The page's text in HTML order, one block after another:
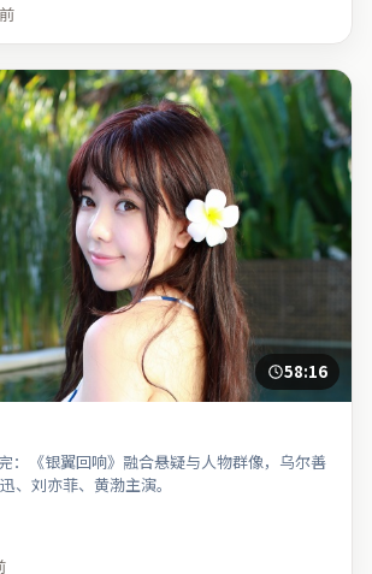
58:16
：《银翼回响》融合悬疑与人物群像，乌尔善
、刘亦菲、黄渤主演。